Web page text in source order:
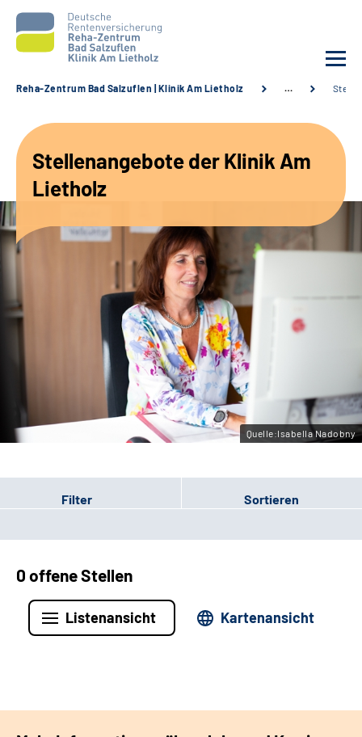
Unsere Angebote
Karriere
Sozialdienste & Zuweisende
Leichte Sprache
Gebärdensprache
Reha-Zentrum Bad Salzuflen | Klinik Am Lietholz …
Stellenangebote der Klinik Am
Lietholz
Quelle:Isabella Nadobny
Filter Sortieren
0 offene Stellen
Listenansicht Kartenansicht